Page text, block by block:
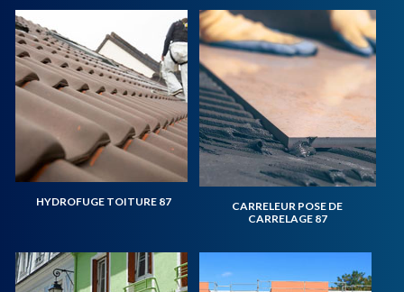
HYDROFUGE TOITURE 87
CARRELEUR POSE DE
CARRELAGE 87